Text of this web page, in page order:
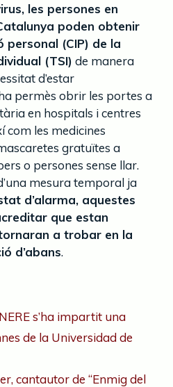
les persones en
poden obtenir
personal (CIP) de la
(TSI) de manera
d’estar
permès obrir les portes a
en hospitals i centres
com les medicines
gratuïtes a
o persones sense llar.
mesura temporal ja
d’alarma, aquestes
que estan
a trobar en la
d’abans.
s’ha impartit una
de la Universidad de
cantautor de “Enmig del